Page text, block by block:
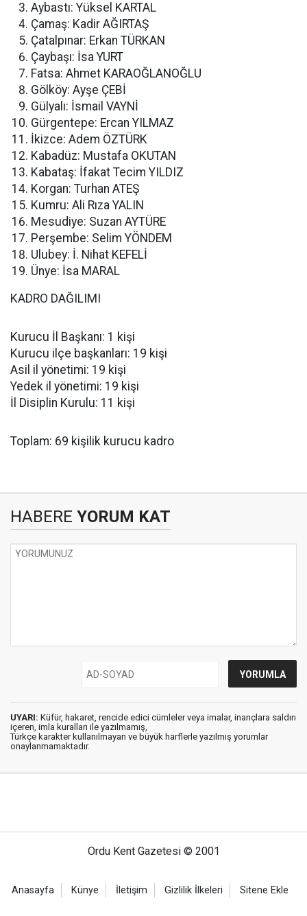
Aybastı: Yüksel KARTAL
Çamaş: Kadir AĞIRTAŞ
Çatalpınar: Erkan TÜRKAN
Çaybaşı: İsa YURT
Fatsa: Ahmet KARAOĞLANOĞLU
Gölköy: Ayşe ÇEBİ
Gülyalı: İsmail VAYNİ
Gürgentepe: Ercan YILMAZ
İkizce: Adem ÖZTÜRK
Kabadüz: Mustafa OKUTAN
Kabataş: İfakat Tecim YILDIZ
Korgan: Turhan ATEŞ
Kumru: Ali Rıza YALIN
Mesudiye: Suzan AYTÜRE
Perşembe: Selim YÖNDEM
Ulubey: İ. Nihat KEFELİ
Ünye: İsa MARAL
KADRO DAĞILIMI
Kurucu İl Başkanı: 1 kişi
Kurucu ilçe başkanları: 19 kişi
Asil il yönetimi: 19 kişi
Yedek il yönetimi: 19 kişi
İl Disiplin Kurulu: 11 kişi
Toplam: 69 kişilik kurucu kadro
HABERE YORUM KAT
UYARI: Küfür, hakaret, rencide edici cümleler veya imalar, inançlara saldırı
içeren, imla kuralları ile yazılmamış,
Türkçe karakter kullanılmayan ve büyük harflerle yazılmış yorumlar
onaylanmamaktadır.
Ordu Kent Gazetesi © 2001
Anasayfa Künye İletişim Gizlilik İlkeleri Sitene Ekle